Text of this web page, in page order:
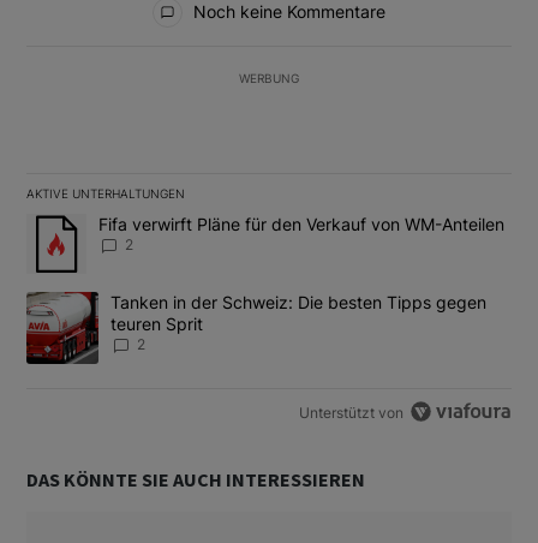
Noch keine Kommentare
WERBUNG
AKTIVE UNTERHALTUNGEN
Das Folgende ist eine Liste der am meisten kommentierten
Ein Trendartikel mit dem Titel "Fifa verwirft Pläne für den
Fifa verwirft Pläne für den Verkauf von WM-Anteilen
2
Ein Trendartikel mit dem Titel "Tanken in der Schweiz: Die
Tanken in der Schweiz: Die besten Tipps gegen
teuren Sprit
2
Unterstützt von
DAS KÖNNTE SIE AUCH INTERESSIEREN